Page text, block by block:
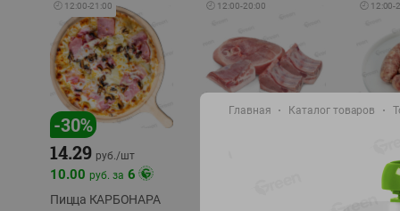
🕘 12:00-21:00
-30%
14.29 руб./шт
10.00 руб. за 6
Пицца КАРБОНАРА
🕘 12:00-20:00 🕘 12:00-
11.99
Главная Каталог товаров